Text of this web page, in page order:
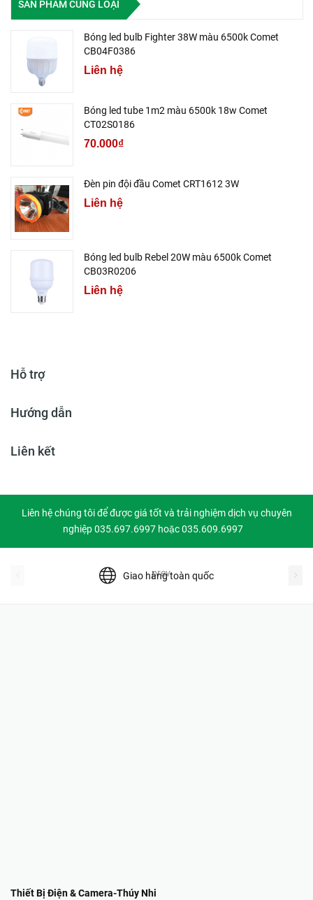
SẢN PHẨM CÙNG LOẠI
Bóng led bulb Fighter 38W màu 6500k Comet
CB04F0386
Liên hệ
Bóng led tube 1m2 màu 6500k 18w Comet
CT02S0186
70.000₫
Đèn pin đội đầu Comet CRT1612 3W
Liên hệ
Bóng led bulb Rebel 20W màu 6500k Comet
CB03R0206
Liên hệ
Hỗ trợ
Hướng dẫn
Liên kết
Liên hệ chúng tôi để được giá tốt và trải nghiệm dịch vụ chuyên
nghiệp 035.697.6997 hoặc 035.609.6997
Giao hàng toàn quốc
prev
Thiết Bị Điện & Camera-Thúy Nhi